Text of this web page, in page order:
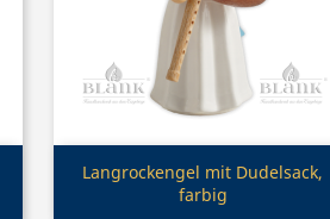
Vorschau
Langrockengel mit Dudelsack,
farbig